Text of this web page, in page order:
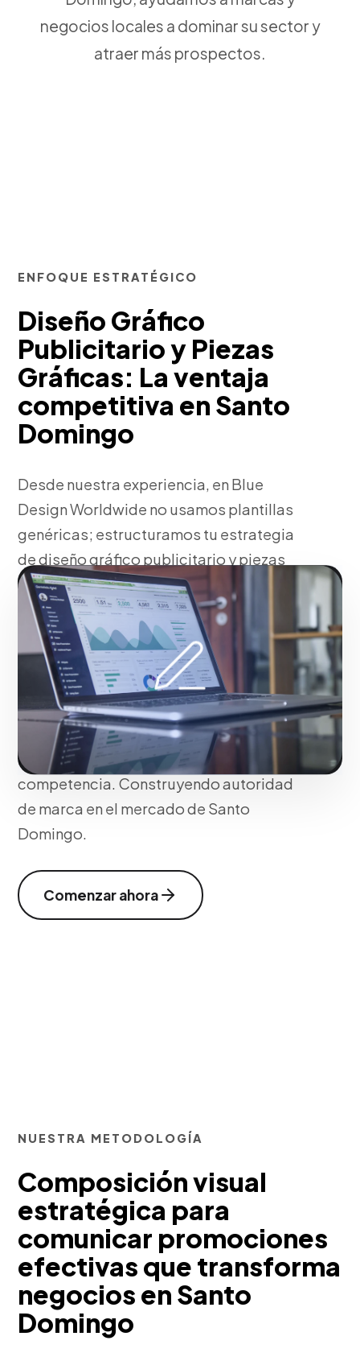
negocios locales a dominar su sector y
atraer más prospectos.
ENFOQUE ESTRATÉGICO
Diseño Gráfico
Publicitario y Piezas
Gráficas: La ventaja
competitiva en Santo
Domingo
Desde nuestra experiencia, en Blue
Design Worldwide no usamos plantillas
genéricas; estructuramos tu estrategia
de diseño gráfico publicitario y piezas
gráficas basándonos en la identidad
única de tu marca en Santo Domingo y en
el comportamiento de tus prospectos
ideales. Este enfoque asegura
resultados medibles, adaptación
perfecta a las nuevas tecnologías y
tácticas optimizadas para dominar tu
mercado y destacar frente a la
competencia. Construyendo autoridad
de marca en el mercado de Santo
Domingo.
Comenzar ahora
NUESTRA METODOLOGÍA
Composición visual
estratégica para
comunicar promociones
efectivas que transforma
negocios en Santo
Domingo